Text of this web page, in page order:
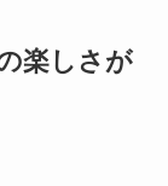
楽しさが